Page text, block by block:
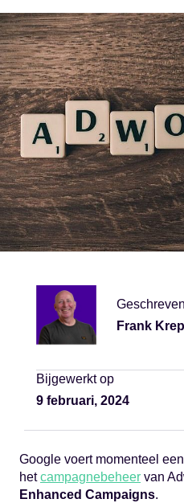
Frank
Bijgewerkt op
9 februari, 2024
Google voert momenteel
hetcampagnebeheer van
Enhanced Campaigns.